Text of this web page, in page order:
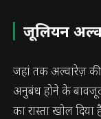
जूलियन
जहां तक अल्वारेज़
अनुबंध होने के
का रास्ता खोल